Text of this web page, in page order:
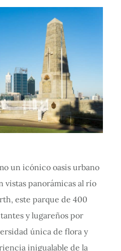
un icónico oasis urbano
vistas panorámicas al río
este parque de 400
y lugareños por
única de flora y
inigualable de la